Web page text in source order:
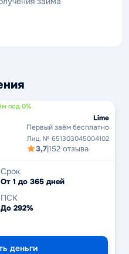
под 0%
Lime
Первый заём бесплатно
Лиц. № 651303045004102
3,7|152 отзыва
Срок
От 1 до 365 дней
ПСК
До 292%
деньги